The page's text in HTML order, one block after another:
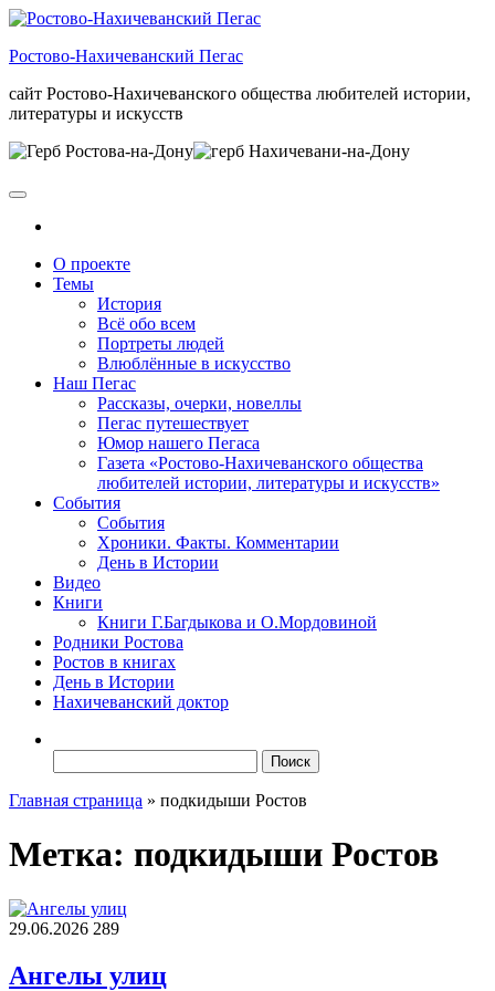
Skip
the
Ростово-Нахичеванский Пегас
сайт Ростово-Нахичеванского общества любителей истории,
литературы и искусств
О проекте
Темы
История
Всё обо всем
Портреты людей
Влюблённые в искусство
Наш Пегас
Рассказы, очерки, новеллы
Пегас путешествует
Юмор нашего Пегаса
Газета «Ростово-Нахичеванского общества
любителей истории, литературы и искусств»
События
События
Хроники. Факты. Комментарии
День в Истории
Видео
Книги
Книги Г.Багдыкова и О.Мордовиной
Родники Ростова
Ростов в книгах
День в Истории
Нахичеванский доктор
Главная страница » подкидыши Ростов
Метка: подкидыши Ростов
29.06.2026 289
Ангелы улиц